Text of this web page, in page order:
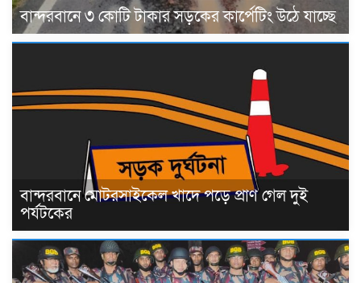
বান্দরবানে ৩ কোটি টাকার সড়কের কার্পেটিং উঠে যাচ্ছে
বান্দরবানে মোটরসাইকেল খাদে পড়ে প্রাণ গেল দুই
পর্যটকের